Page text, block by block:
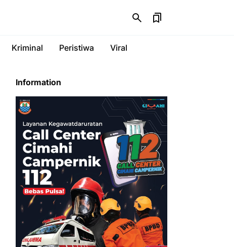
Kriminal Peristiwa Viral
Information